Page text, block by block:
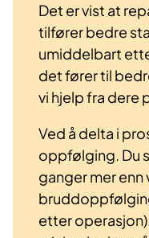
Det er vist at
tilfører bedre
umiddelbart
det fører til
vi hjelp fra dere
Ved å delta i
oppfølging. Du
ganger mer enn
etter